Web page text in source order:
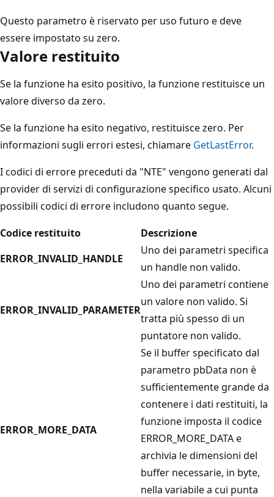
Questo parametro è riservato per uso futuro e deve
essere impostato su zero.
Valore restituito
Se la funzione ha esito positivo, la funzione restituisce un
valore diverso da zero.
Se la funzione ha esito negativo, restituisce zero. Per
informazioni sugli errori estesi, chiamare GetLastError.
I codici di errore preceduti da "NTE" vengono generati dal
provider di servizi di configurazione specifico usato. Alcuni
possibili codici di errore includono quanto segue.
Codice restituito
Descrizione
ERROR_INVALID_HANDLE
Uno dei parametri specifica
un handle non valido.
ERROR_INVALID_PARAMETER
Uno dei parametri contiene
un valore non valido. Si
tratta più spesso di un
puntatore non valido.
ERROR_MORE_DATA
Se il buffer specificato dal
parametro pbData non è
sufficientemente grande da
contenere i dati restituiti, la
funzione imposta il codice
ERROR_MORE_DATAe
archivia le dimensioni del
buffer necessarie, in byte,
nella variabile a cui punta